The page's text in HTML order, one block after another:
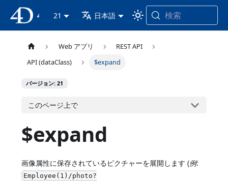
21 日本語 検索
Web アプリ
REST API
API (dataClass)
$expand
バージョン: 21
このページ上で
$expand
画像属性に保存されているピクチャーを展開します (例:
Employee(1)/photo?